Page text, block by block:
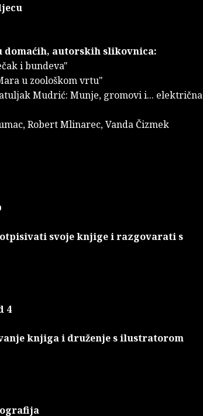
domaćih, autorskih slikovnica:
i bundeva"
u zoološkom vrtu"
Mudrić: Munje, gromovi i... električna
Robert Mlinarec, Vanda Čizmek
svoje knjige i razgovarati s
4
knjiga i druženje s ilustratorom